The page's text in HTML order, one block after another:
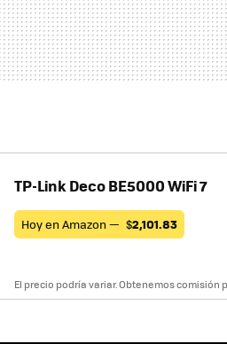
TP-Link Deco BE5000 WiFi 7
Hoy en Amazon — $2,101.83
El precio podría variar. Obtenemos comisión